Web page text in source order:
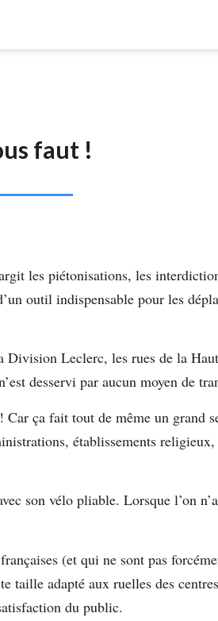
faut !
les piétonisations, les
outil indispensable pour les
Leclerc, les rues de la
desservi par aucun moyen de
ça fait tout de même un grand
établissements
son vélo pliable. Lorsque l’on
(et qui ne sont pas
taille adapté aux ruelles des
du public.